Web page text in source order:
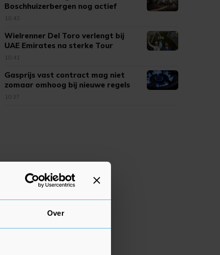
Over
Boschhuizerbergen nog actief
10:43
Wielrenner Del Toro verlengt bij
UAE Emirates na sterke Tour
10:41
Gasprijs vast contract mag niet
zomaar omhoog bij nieuwe regels
10:37